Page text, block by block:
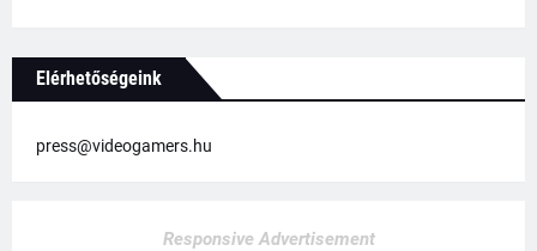
Elérhetőségeink
press@videogamers.hu
Responsive Advertisement